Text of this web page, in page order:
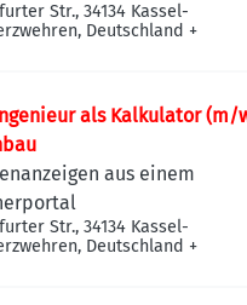
Str., 34134 Kassel-
Deutschland +
als Kalkulator (m/
aus einem
Str., 34134 Kassel-
Deutschland +